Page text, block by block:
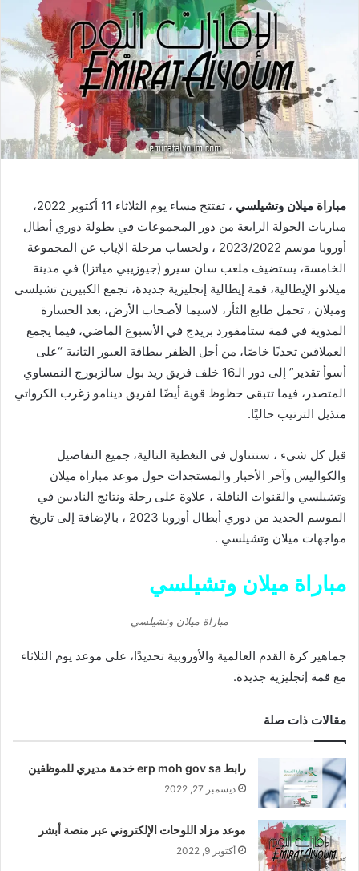
مباراة ميلان وتشيلسي
، تفتتح مساء يوم الثلاثاء 11 أكتوبر 2022،
مباريات الجولة الرابعة من دور المجموعات في بطولة دوري أبطال
أوروبا موسم 2023/2022 ، ولحساب مرحلة الإياب عن المجموعة
الخامسة، يستضيف ملعب سان سيرو (جيوزيبي مياتزا) في مدينة
ميلانو الإيطالية، قمة إيطالية إنجليزية جديدة، تجمع الكبيرين تشيلسي
وميلان ، تحمل طابع الثأر، لاسيما لأصحاب الأرض، بعد الخسارة
المدوية في قمة ستامفورد بريدج في الأسبوع الماضي، فيما يجمع
العملاقين تحديًا خاصًا، من أجل الظفر ببطاقة العبور الثانية “على
أسوأ تقدير” إلى دور الـ16 خلف فريق ريد بول سالزبورج النمساوي
المتصدر، فيما تتبقى حظوظ قوية أيضًا لفريق دينامو زغرب الكرواتي
متذيل الترتيب حاليًا.
قبل كل شيء ، سنتناول في التغطية التالية، جميع التفاصيل
والكواليس وآخر الأخبار والمستجدات حول موعد مباراة ميلان
وتشيلسي والقنوات الناقلة ، علاوة على رحلة ونتائج الناديين في
الموسم الجديد من دوري أبطال أوروبا 2023 ، بالإضافة إلى تاريخ
مواجهات ميلان وتشيلسي .
مباراة ميلان وتشيلسي
مباراة ميلان وتشيلسي
جماهير كرة القدم العالمية والأوروبية تحديدًا، على موعد يوم الثلاثاء
مع قمة إنجليزية جديدة.
مقالات ذات صلة
رابط erp moh gov sa خدمة مديري للموظفين
ديسمبر 27, 2022
موعد مزاد اللوحات الإلكتروني عبر منصة أبشر
أكتوبر 9, 2022